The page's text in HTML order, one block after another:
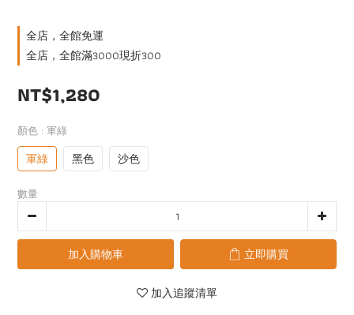
全店，全館免運
全店，全館滿3000現折300
NT$1,280
顏色 : 軍綠
軍綠 黑色 沙色
數量
加入購物車 立即購買
加入追蹤清單